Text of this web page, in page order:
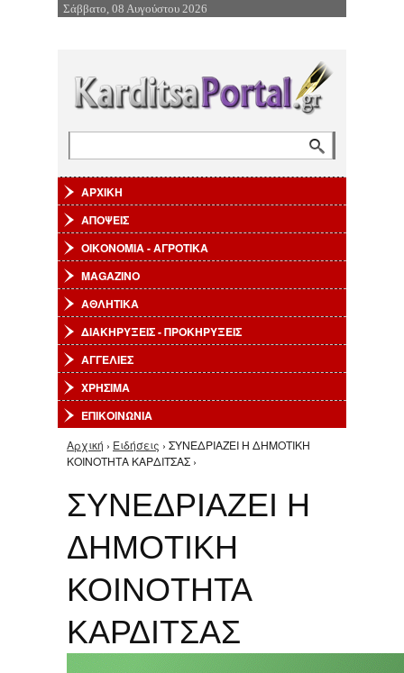
Επιστροφή στην Πλοήγηση
Σάββατο, 08 Αυγούστου 2026
ΑΡΧΙΚΗ
ΑΠΟΨΕΙΣ
ΟΙΚΟΝΟΜΙΑ - ΑΓΡΟΤΙΚΑ
MAGAZINO
ΑΘΛΗΤΙΚΑ
ΔΙΑΚΗΡΥΞΕΙΣ - ΠΡΟΚΗΡΥΞΕΙΣ
ΑΓΓΕΛΙΕΣ
ΧΡΗΣΙΜΑ
ΕΠΙΚΟΙΝΩΝΙΑ
Είστε εδώ
Αρχική › Ειδήσεις › ΣΥΝΕΔΡΙΑΖΕΙ Η ΔΗΜΟΤΙΚΗ
ΚΟΙΝΟΤΗΤΑ ΚΑΡΔΙΤΣΑΣ ›
ΣΥΝΕΔΡΙΑΖΕΙ Η
ΔΗΜΟΤΙΚΗ
ΚΟΙΝΟΤΗΤΑ
ΚΑΡΔΙΤΣΑΣ